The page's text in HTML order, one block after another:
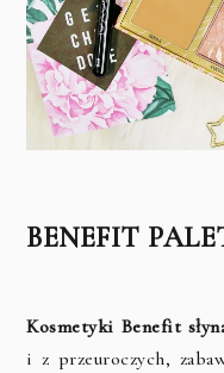
BENEFIT
Kosmetyki Benefit
i z przeuroczych,